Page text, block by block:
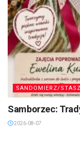
SANDOMIERZ/
Samborzec:
2026-08-07